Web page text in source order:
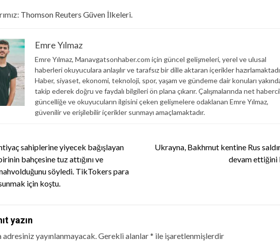
Thomson Reuters Güven İlkeleri.
Emre Yılmaz
Emre Yılmaz, Manavgatsonhaber.com için güncel gelişmeleri, yerel ve ulusal
haberleri okuyuculara anlaşılır ve tarafsız bir dille aktaran içerikler
Haber, siyaset, ekonomi, teknoloji, spor, yaşam ve gündeme dair konuları
takip ederek doğru ve faydalı bilgileri ön plana çıkarır. Çalışmalarında net
güncelliğe ve okuyucuların ilgisini çeken gelişmelere odaklanan Emre Yılmaz,
güvenilir ve erişilebilir içerikler sunmayı amaçlamaktadır.
sahiplerine yiyecek bağışlayan
bahçesine tuz attığını ve
söyledi. TikTokers para
için koştu.
Ukrayna, Bakhmut kentine Rus
devam
yazın
adresiniz yayınlanmayacak.Gerekli alanlar* ile işaretlenmişlerdir